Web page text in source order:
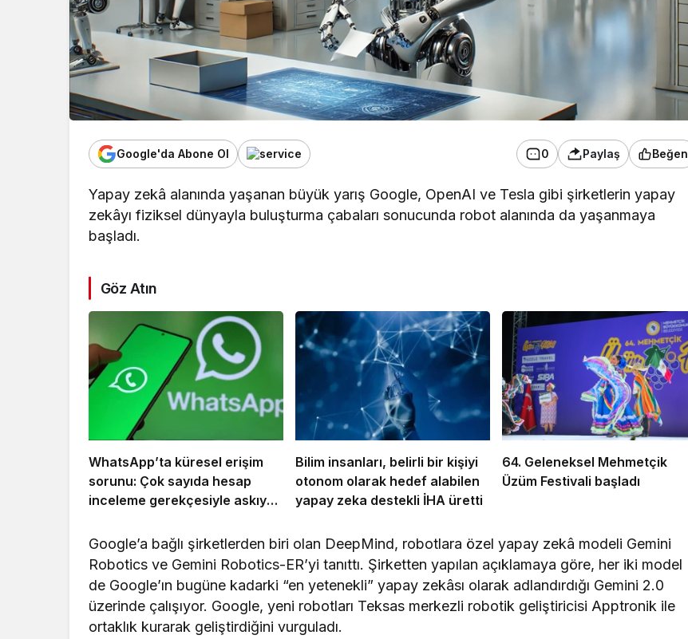
Google'da Abone Ol 0 Paylaş Beğen
Yapay zekâ alanında yaşanan büyük yarış Google, OpenAI ve Tesla gibi şirketlerin yapay
zekâyı fiziksel dünyayla buluşturma çabaları sonucunda robot alanında da yaşanmaya
başladı.
Göz Atın
WhatsApp’ta küresel erişim
sorunu: Çok sayıda hesap
inceleme gerekçesiyle askıya
Bilim insanları, belirli bir kişiyi
otonom olarak hedef alabilen
yapay zeka destekli İHA üretti
64. Geleneksel Mehmetçik
Üzüm Festivali başladı
Google’a bağlı şirketlerden biri olan DeepMind, robotlara özel yapay zekâ modeli Gemini
Robotics ve Gemini Robotics-ER’yi tanıttı. Şirketten yapılan açıklamaya göre, her iki model
de Google’ın bugüne kadarki “en yetenekli” yapay zekâsı olarak adlandırdığı Gemini 2.0
üzerinde çalışıyor. Google, yeni robotları Teksas merkezli robotik geliştiricisi Apptronik ile
ortaklık kurarak geliştirdiğini vurguladı.